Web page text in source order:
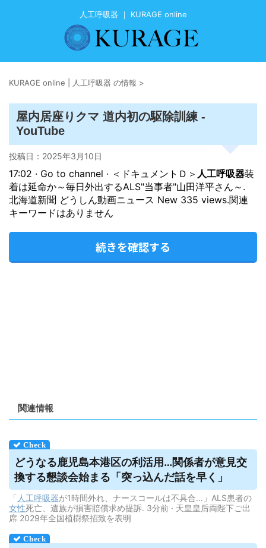
人工呼吸器 ｜ KURAGE online
KURAGE online | 人工呼吸器 の情報 >
屋内居座りクマ 道内初の駆除訓練 -
YouTube
投稿日： 2025年3月10日
17:02 · Go to channel · ＜ドキュメントＤ＞ 人工呼吸器装
着は延命か～毎日外出するALS"当事者"山田洋平さん～.
北海道新聞 どうしん動画ニュース New 335 views.関連
キーワードはありません
続きを確認する
関連情報
どうなる鹿児島本港区の利活用…関係者が意見交
換する懇談会始まる「突っ込んだ話を早く」
「 人工呼吸器が1時間外れ、ナースコールは不具合…」ALS患者の
女性死亡、遺族が損害賠償求め提訴. 3分前 · 天皇皇后両陛下ご出
席 2029年全国植樹祭招致を表明